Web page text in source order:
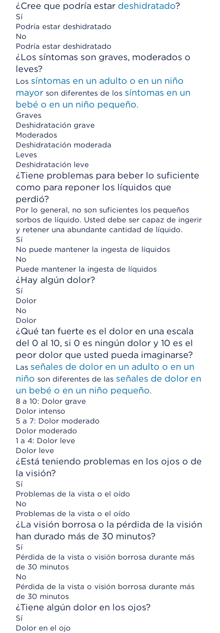
¿Cree que podría estar deshidratado?
Sí
Podría estar deshidratado
No
Podría estar deshidratado
¿Los síntomas son graves, moderados o
leves?
Los síntomas en un adulto o en un niño
mayor son diferentes de los síntomas en un
bebé o en un niño pequeño.
Graves
Deshidratación grave
Moderados
Deshidratación moderada
Leves
Deshidratación leve
¿Tiene problemas para beber lo suficiente
como para reponer los líquidos que
perdió?
Por lo general, no son suficientes los pequeños
sorbos de líquido. Usted debe ser capaz de ingerir
y retener una abundante cantidad de líquido.
Sí
No puede mantener la ingesta de líquidos
No
Puede mantener la ingesta de líquidos
¿Hay algún dolor?
Sí
Dolor
No
Dolor
¿Qué tan fuerte es el dolor en una escala
del 0 al 10, si 0 es ningún dolor y 10 es el
peor dolor que usted pueda imaginarse?
Las señales de dolor en un adulto o en un
niño son diferentes de las señales de dolor en
un bebé o en un niño pequeño.
8 a 10: Dolor grave
Dolor intenso
5 a 7: Dolor moderado
Dolor moderado
1 a 4: Dolor leve
Dolor leve
¿Está teniendo problemas en los ojos o de
la visión?
Sí
Problemas de la vista o el oído
No
Problemas de la vista o el oído
¿La visión borrosa o la pérdida de la visión
han durado más de 30 minutos?
Sí
Pérdida de la vista o visión borrosa durante más
de 30 minutos
No
Pérdida de la vista o visión borrosa durante más
de 30 minutos
¿Tiene algún dolor en los ojos?
Sí
Dolor en el ojo